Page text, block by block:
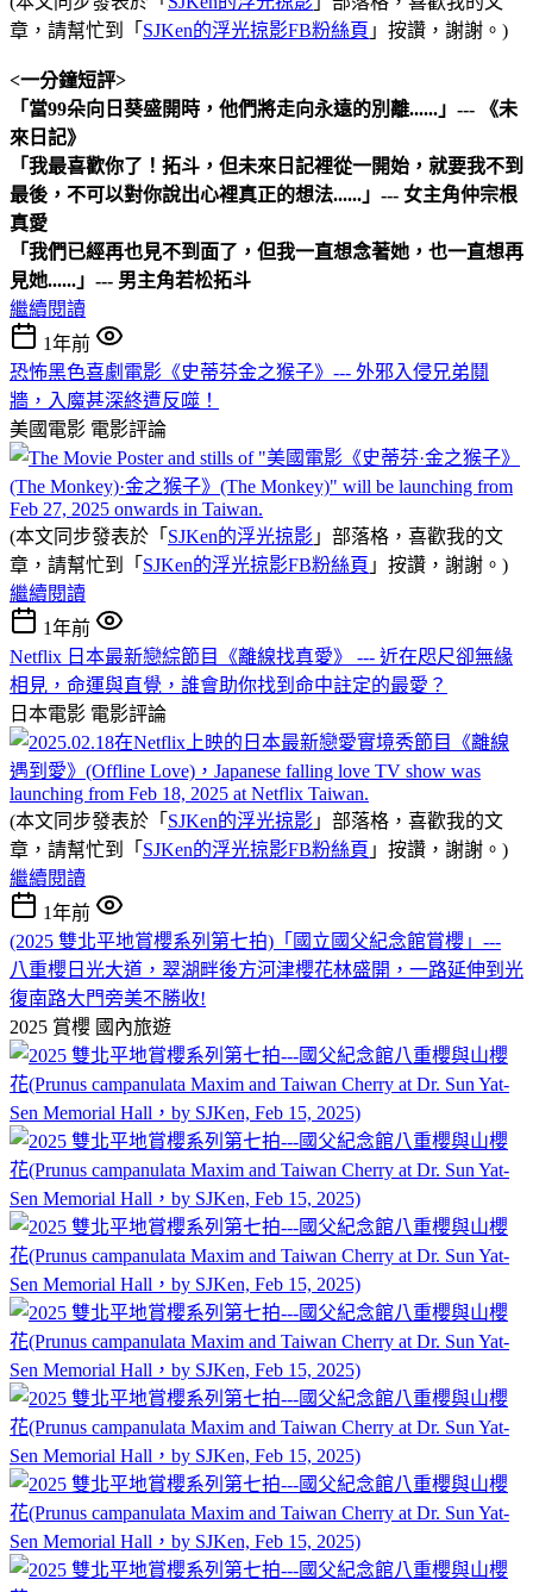
章，請幫忙到「 SJKen的浮光掠影FB粉絲頁 」按讚，謝謝。)
<一分鐘短評>
「當99朵向日葵盛開時，他們將走向永遠的別離......」--- 《未
來日記》
「我最喜歡你了！拓斗，但未來日記裡從一開始，就要我不到
最後，不可以對你說出心裡真正的想法......」--- 女主角仲宗根
真愛
「我們已經再也見不到面了，但我一直想念著她，也一直想再
見她......」--- 男主角若松拓斗
繼續閱讀
1年前
恐怖黑色喜劇電影《史蒂芬金之猴子》--- 外邪入侵兄弟鬩
牆，入魔甚深終遭反噬！
美國電影 電影評論
(本文同步發表於「 SJKen的浮光掠影 」部落格，喜歡我的文
章，請幫忙到「 SJKen的浮光掠影FB粉絲頁 」按讚，謝謝。)
繼續閱讀
1年前
Netflix 日本最新戀綜節目《離線找真愛》 --- 近在咫尺卻無緣
相見，命運與直覺，誰會助你找到命中註定的最愛？
日本電影 電影評論
(本文同步發表於「 SJKen的浮光掠影 」部落格，喜歡我的文
章，請幫忙到「 SJKen的浮光掠影FB粉絲頁 」按讚，謝謝。)
繼續閱讀
1年前
(2025 雙北平地賞櫻系列第七拍)「國立國父紀念館賞櫻」---
八重櫻日光大道，翠湖畔後方河津櫻花林盛開，一路延伸到光
復南路大門旁美不勝收!
2025 賞櫻 國內旅遊